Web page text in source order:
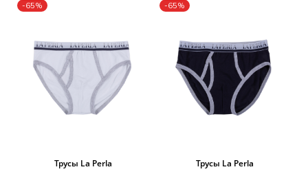
-65%
Трусы La Perla
-65%
Трусы La Perla